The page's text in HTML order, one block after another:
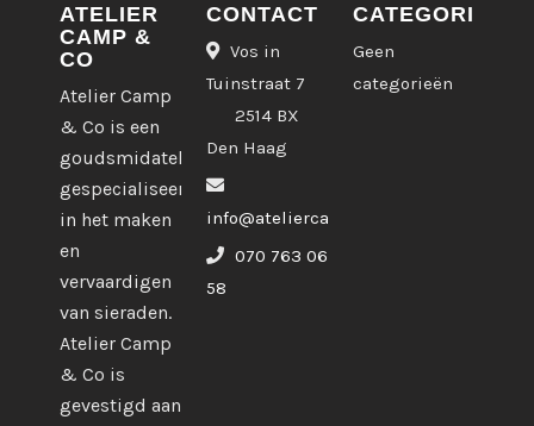
ATELIER
CAMP &
CO
Atelier Camp
& Co is een
goudsmidatelier
gespecialiseerd
in het maken
en
vervaardigen
van sieraden.
Atelier Camp
& Co is
gevestigd aan
CONTACT
Vos in
Tuinstraat 7
2514 BX
Den Haag
info@ateliercampco.com
070 763 06
58
CATEGORIEËN
Geen
categorieën